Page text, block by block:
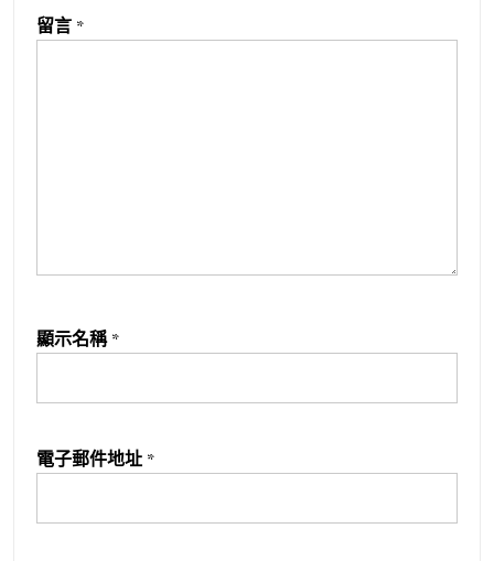
留言 *
顯示名稱 *
電子郵件地址 *